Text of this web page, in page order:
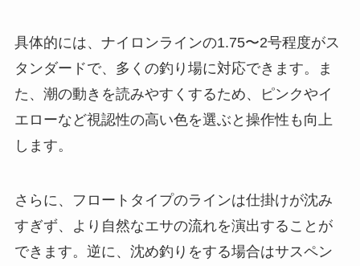
具体的には、ナイロンラインの1.75〜2号程度がス
タンダードで、多くの釣り場に対応できます。ま
た、潮の動きを読みやすくするため、ピンクやイ
エローなど視認性の高い色を選ぶと操作性も向上
します。
さらに、フロートタイプのラインは仕掛けが沈み
すぎず、より自然なエサの流れを演出することが
できます。逆に、沈め釣りをする場合はサスペン